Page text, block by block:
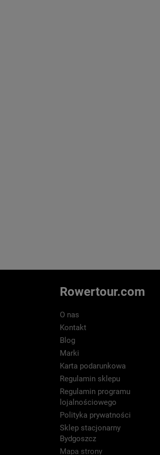
Rowertour.com
O nas
Kontakt
Blog
Marki
Karta podarunkowa
Regulamin sklepu
Regulamin programu
lojalnościowego
Polityka prywatności
Sklep stacjonarny
Bydgoszcz
Mapa strony